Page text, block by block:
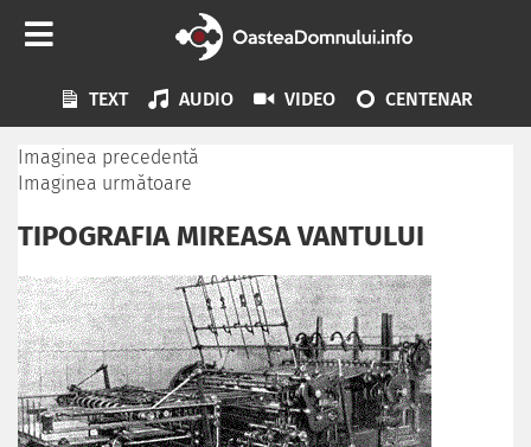
TEXT AUDIO VIDEO CENTENAR
Imaginea precedentă
Imaginea următoare
TIPOGRAFIA MIREASA VANTULUI